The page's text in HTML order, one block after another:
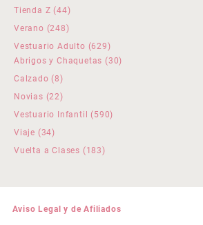
productos
Tienda Z 4444
productos
Verano 248248
productos
Vestuario Adulto 629629
productos
Abrigos y Chaquetas 3030
Calzado 88
productos
Novias 2222
productos
Vestuario Infantil 590590
Viaje 3434
productos
Vuelta a Clases 183183
Aviso Legal y de Afiliados